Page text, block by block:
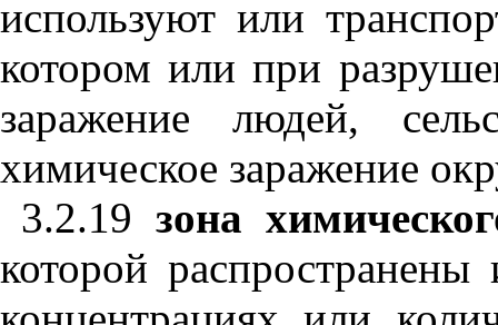
используют или
котором или при
заражение людей,
химическое заражение
3.2.19 зона
которой